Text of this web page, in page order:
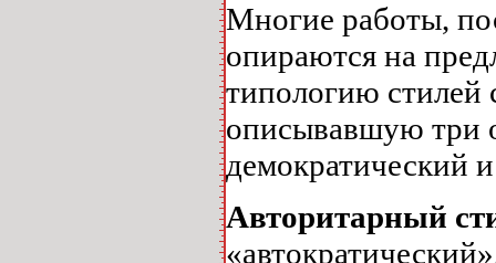
Многие работы,
опираются на
типологию стилей
описывавшую три
демократический
Авторитарный